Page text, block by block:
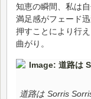
知恵の瞬間、私は
満足感がフェード
押すことにより行
曲がり。
道路は Sorris